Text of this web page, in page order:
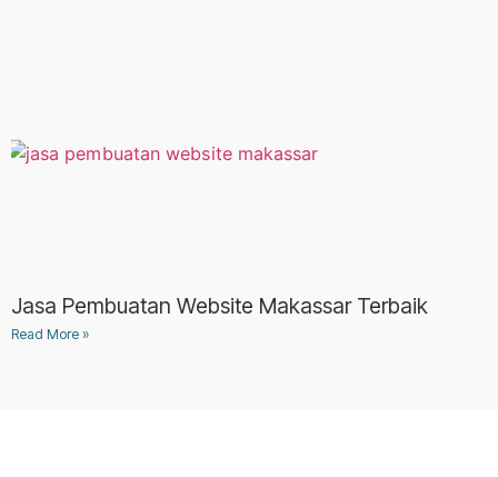
Jasa Pembuatan Website Makassar Terbaik
Read More »